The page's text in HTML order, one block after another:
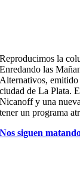
Reproducimos la
Enredando las
Alternativos, emitido
ciudad de La Plata.
Nicanoff y una
tener un programa
Nos siguen